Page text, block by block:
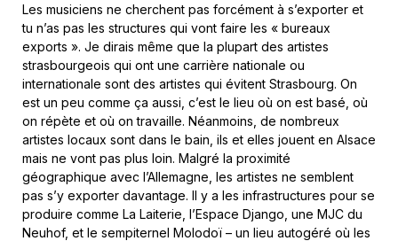
Les musiciens ne cherchent pas forcément à s’exporter et
tu n’as pas les structures qui vont faire les « bureaux
exports ». Je dirais même que la plupart des artistes
strasbourgeois qui ont une carrière nationale ou
internationale sont des artistes qui évitent Strasbourg. On
est un peu comme ça aussi, c’est le lieu où on est basé, où
on répète et où on travaille. Néanmoins, de nombreux
artistes locaux sont dans le bain, ils et elles jouent en Alsace
mais ne vont pas plus loin. Malgré la proximité
géographique avec l’Allemagne, les artistes ne semblent
pas s’y exporter davantage. Il y a les infrastructures pour se
produire comme La Laiterie, l’Espace Django, une MJC du
Neuhof, et le sempiternel Molodoï – un lieu autogéré où les